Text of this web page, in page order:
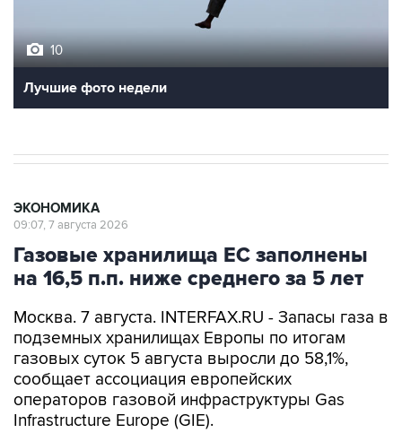
10
Лучшие фото недели
ЭКОНОМИКА
09:07, 7 августа 2026
Газовые хранилища ЕС заполнены
на 16,5 п.п. ниже среднего за 5 лет
Москва. 7 августа. INTERFAX.RU - Запасы газа в
подземных хранилищах Европы по итогам
газовых суток 5 августа выросли до 58,1%,
сообщает ассоциация европейских
операторов газовой инфраструктуры Gas
Infrastructure Europe (GIE).